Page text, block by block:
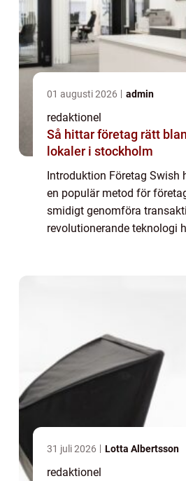
01 augusti 2026 admin
redaktionel
Så hittar företag rätt
lokaler i stockholm
Introduktion Företag Swish
en populär metod för
smidigt genomföra
revolutionerande teknologi
31 juli 2026 Lotta Albertsson
redaktionel